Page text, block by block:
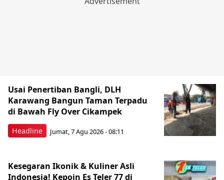
Headline
Usai Penertiban Bangli, DLH
Karawang Bangun Taman Terpadu
di Bawah Fly Over Cikampek
Jumat, 7 Agu 2026 - 08:11
Kesegaran Ikonik & Kuliner Asli
Indonesia! Kepoin Es Teler 77 di